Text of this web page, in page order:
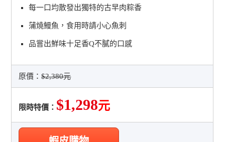
每一口均散發出獨特的古早肉粽香
蒲燒鰻魚，食用時請小心魚刺
品嘗出鮮味十足香Q不膩的口感
原價：$2,380元
限時特價： $1,298元